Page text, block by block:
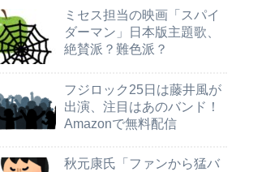
ミセス担当の映画「スパイ
ダーマン」日本版主題歌、
絶賛派？難色派？
フジロック25日は藤井風が
出演、注目はあのバンド！
Amazonで無料配信
秋元康氏「ファンから猛バ